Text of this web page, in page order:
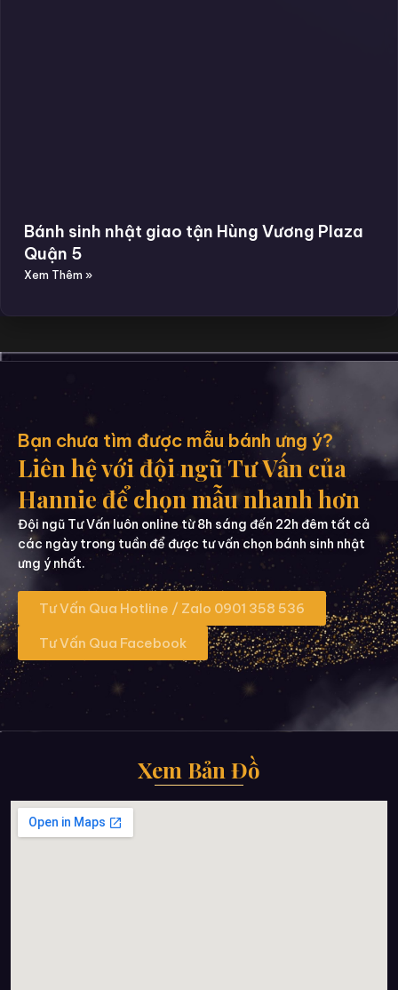
Bánh sinh nhật giao tận Hùng Vương Plaza
Quận 5
Xem Thêm »
Bạn chưa tìm được mẫu bánh ưng ý?
Liên hệ với đội ngũ Tư Vấn của
Hannie để chọn mẫu nhanh hơn
Đội ngũ Tư Vấn luôn online từ 8h sáng đến 22h đêm tất cả
các ngày trong tuần để được tư vấn chọn bánh sinh nhật
ưng ý nhất.
Tư Vấn Qua Hotline / Zalo 0901 358 536
Tư Vấn Qua Facebook
Xem Bản Đồ